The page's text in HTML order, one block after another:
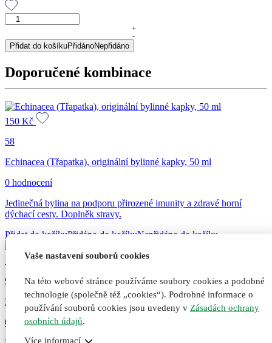
GREPAVIT®
grep
extrakt
jader,
množství
+
-
Přidat do košíkuPřidánoNepřidáno
Doporučené kombinace
150 Kč
58
Echinacea (Třapatka), originální bylinné kapky, 50 ml
0 hodnocení
Jedinečná bylina na podporu přirozené imunity a zdravé horní
dýchací cesty. Doplněk stravy.
Přidat do košíkuPřidáno do košíkuNepřidáno do košíku
160
Kč
95
Masážní prsní balzám pro dospělé, 50 ml
0 hodnocení
Vaše nastavení souborů cookies
Na této webové stránce používáme soubory cookies a podobné
technologie (společně též „cookies“). Podrobné informace o
používání souborů cookies jsou uvedeny v Zásadách ochrany
osobních údajů
Více informací